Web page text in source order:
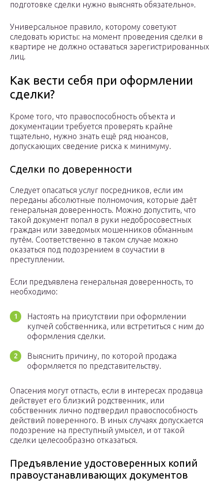
подготовке сделки нужно выяснять обязательно».
Универсальное правило, которому советуют
следовать юристы: на момент проведения сделки в
квартире не должно оставаться зарегистрированных
лиц.
Как вести себя при оформлении
сделки?
Кроме того, что правоспособность объекта и
документации требуется проверять крайне
тщательно, нужно знать ещё ряд нюансов,
допускающих сведение риска к минимуму.
Сделки по доверенности
Следует опасаться услуг посредников, если им
переданы абсолютные полномочия, которые даёт
генеральная доверенность. Можно допустить, что
такой документ попал в руки недобросовестных
граждан или заведомых мошенников обманным
путём. Соответственно в таком случае можно
оказаться под подозрением в соучастии в
преступлении.
Если предъявлена генеральная доверенность, то
необходимо:
Настоять на присутствии при оформлении
купчей собственника, или встретиться с ним до
оформления сделки.
Выяснить причину, по которой продажа
оформляется по представительству.
Опасения могут отпасть, если в интересах продавца
действует его близкий родственник, или
собственник лично подтвердил правоспособность
действий поверенного. В иных случаях допускается
подозрение на преступный умысел, и от такой
сделки целесообразно отказаться.
Предъявление удостоверенных копий
правоустанавливающих документов